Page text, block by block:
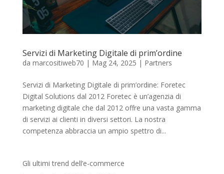
Servizi di Marketing Digitale di prim’ordine
da marcositiweb70 | Mag 24, 2025 | Partners
Servizi di Marketing Digitale di prim’ordine: Foretec
Digital Solutions dal 2012 Foretec è un’agenzia di
marketing digitale che dal 2012 offre una vasta gamma
di servizi ai clienti in diversi settori. La nostra
competenza abbraccia un ampio spettro di...
Gli ultimi trend dell’e-commerce